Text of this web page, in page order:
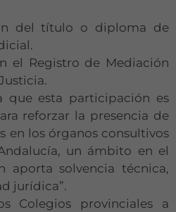
del título o diploma de
el Registro de Mediación
que esta participación es
reforzar la presencia de
en los órganos consultivos
un ámbito en el
aporta solvencia técnica,
jurídica”.
Colegios provinciales a